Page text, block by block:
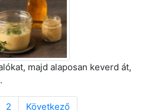
majd alaposan keverd át,
2 Következő